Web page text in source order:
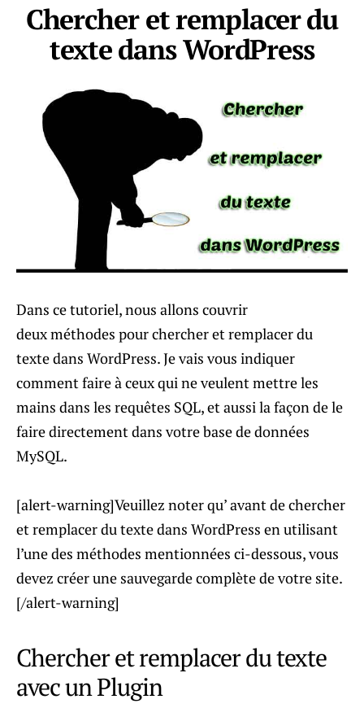
Chercher et remplacer du
texte dans WordPress
Dans ce tutoriel, nous allons couvrir
deux méthodes pour chercher et remplacer du
texte dans WordPress. Je vais vous indiquer
comment faire à ceux qui ne veulent mettre les
mains dans les requêtes SQL, et aussi la façon de le
faire directement dans votre base de données
MySQL.
[alert-warning]Veuillez noter qu’ avant de chercher
et remplacer du texte dans WordPress en utilisant
l’une des méthodes mentionnées ci-dessous, vous
devez créer une sauvegarde complète de votre site.
[/alert-warning]
Chercher et remplacer du texte
avec un Plugin